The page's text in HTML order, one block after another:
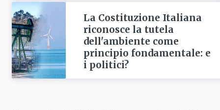
La Costituzione Italiana
riconosce la tutela
dell'ambiente come
principio fondamentale: e
i politici?